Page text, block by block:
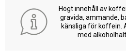
Högt innehåll av
gravida, ammande,
känsliga för koffein.
med